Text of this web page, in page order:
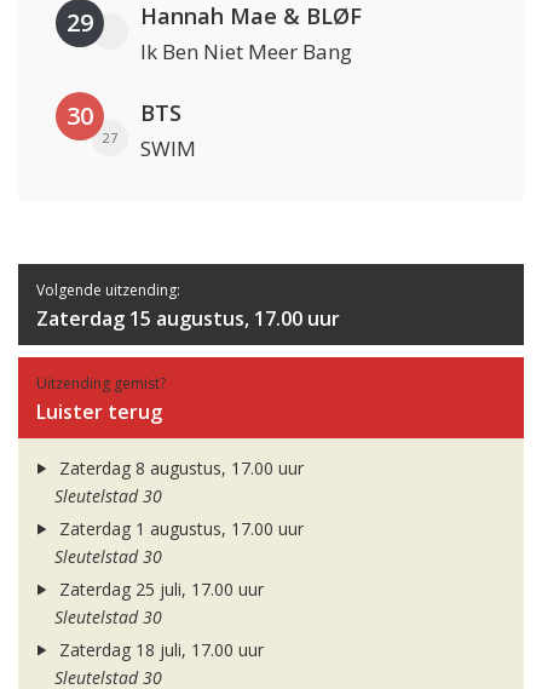
29 Hannah Mae & BLØF
Ik Ben Niet Meer Bang
30
27
BTS
SWIM
Volgende uitzending:
Zaterdag 15 augustus, 17.00 uur
Uitzending gemist?
Luister terug
Zaterdag 8 augustus, 17.00 uur
Sleutelstad 30
Zaterdag 1 augustus, 17.00 uur
Sleutelstad 30
Zaterdag 25 juli, 17.00 uur
Sleutelstad 30
Zaterdag 18 juli, 17.00 uur
Sleutelstad 30